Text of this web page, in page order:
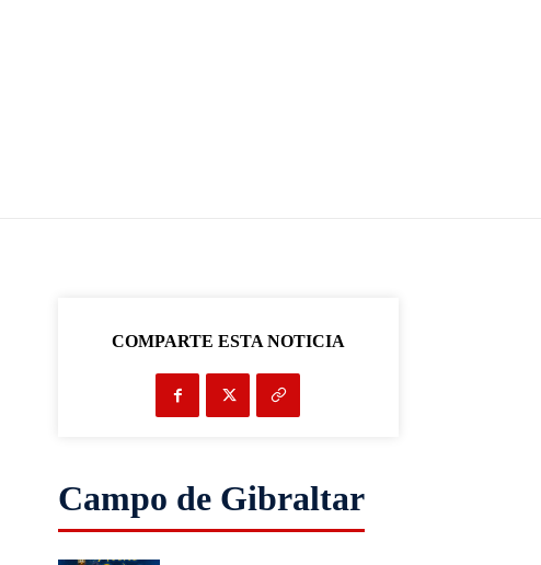
COMPARTE ESTA NOTICIA
Campo de Gibraltar